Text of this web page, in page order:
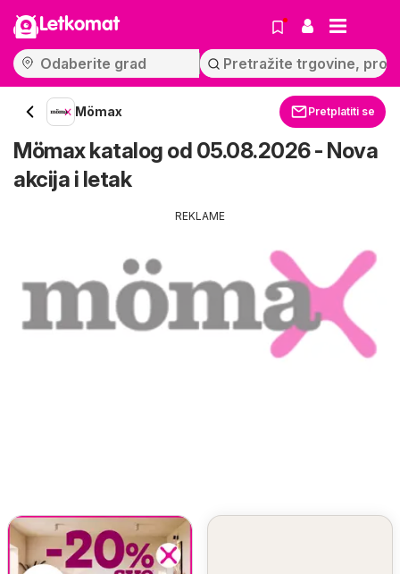
Letkomat
Mömax Pretplatiti se
Mömax katalog od 05.08.2026 - Nova
akcija i letak
REKLAME